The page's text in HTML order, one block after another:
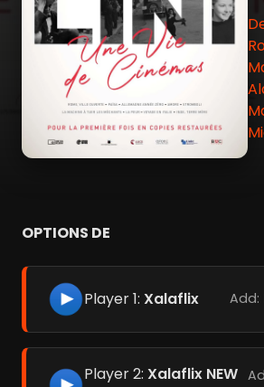
OPTIONS DE
Player 1: Xalaflix Add:
Player 2: Xalaflix NEW